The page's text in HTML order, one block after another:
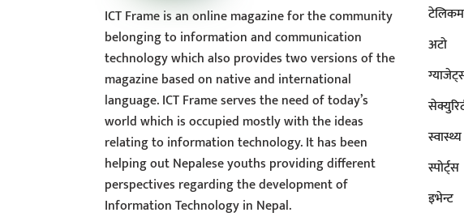
ICT Frame is an online magazine for the community
belonging to information and communication
technology which also provides two versions of the
magazine based on native and international
language. ICT Frame serves the need of today’s
world which is occupied mostly with the ideas
relating to information technology. It has been
helping out Nepalese youths providing different
perspectives regarding the development of
Information Technology in Nepal.
टेलिकम
अटाे
स्वास्थ्य
स्पोर्ट्स
इभेन्ट